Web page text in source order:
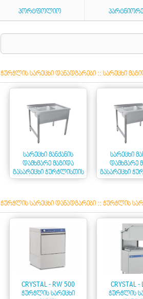
ᲞᲝᲠᲢᲤᲝᲚᲘᲝ
ᲭᲣᲠᲭᲚᲘᲡ ᲡᲐᲠᲔᲪᲮᲘ ᲓᲐᲜᲐᲓᲒᲐᲠᲔᲑᲘ :: ᲡᲐᲠᲔᲪᲮᲘ
ᲡᲐᲠᲔᲪᲮᲘ ᲛᲐᲜᲥᲐᲜᲘᲡ
ᲓᲐᲛᲮᲛᲐᲠᲔ ᲛᲐᲒᲘᲓᲐ
ᲒᲐᲡᲐᲠᲔᲪᲮᲘ ᲭᲣᲠᲭᲚᲘᲡᲗᲘᲡ
ᲡᲐᲠᲔᲪᲮᲘ
ᲓᲐᲛᲮᲛᲐᲠᲔ
ᲒᲐᲡᲐᲠᲔᲪᲮᲘ
+
ᲭᲣᲠᲭᲚᲘᲡ ᲡᲐᲠᲔᲪᲮᲘ ᲓᲐᲜᲐᲓᲒᲐᲠᲔᲑᲘ :: ᲭᲣᲠᲭᲚᲘᲡ
CRYSTAL - RW 500
ᲭᲣᲠᲭᲚᲘᲡ ᲡᲐᲠᲔᲪᲮᲘ
CRYSTAL -
ᲭᲣᲠᲭᲚᲘᲡ